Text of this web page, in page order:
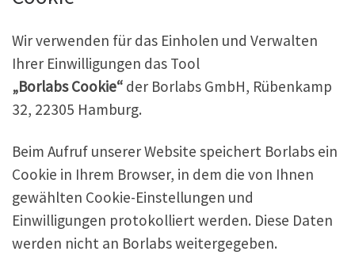
Wir verwenden für das Einholen und Verwalten
Ihrer Einwilligungen das Tool
„Borlabs Cookie“ der Borlabs GmbH, Rübenkamp
32, 22305 Hamburg.
Beim Aufruf unserer Website speichert Borlabs ein
Cookie in Ihrem Browser, in dem die von Ihnen
gewählten Cookie-Einstellungen und
Einwilligungen protokolliert werden. Diese Daten
werden nicht an Borlabs weitergegeben.